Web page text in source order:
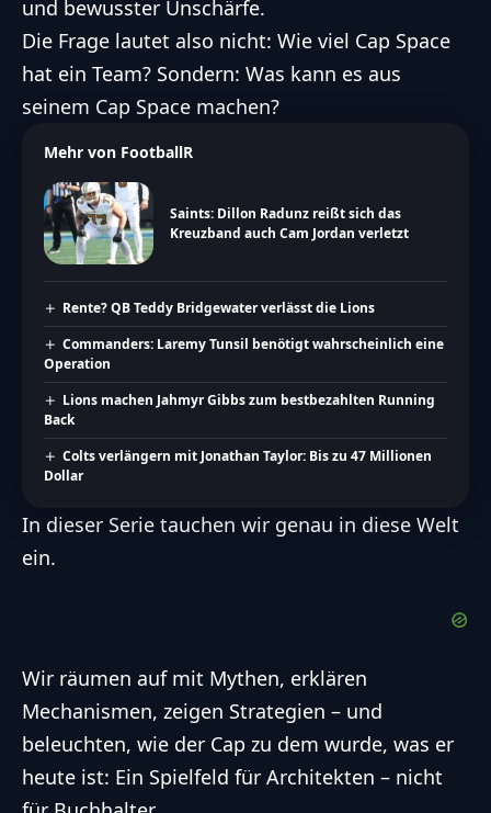
und bewusster Unschärfe.
Die Frage lautet also nicht: Wie viel Cap Space
hat ein Team? Sondern: Was kann es aus
seinem Cap Space machen?
Mehr von FootballR
Saints: Dillon Radunz reißt sich das
Kreuzband auch Cam Jordan verletzt
Rente? QB Teddy Bridgewater verlässt die Lions
Commanders: Laremy Tunsil benötigt wahrscheinlich eine
Operation
Lions machen Jahmyr Gibbs zum bestbezahlten Running
Back
Colts verlängern mit Jonathan Taylor: Bis zu 47 Millionen
Dollar
In dieser Serie tauchen wir genau in diese Welt
ein.
Wir räumen auf mit Mythen, erklären
Mechanismen, zeigen Strategien – und
beleuchten, wie der Cap zu dem wurde, was er
heute ist: Ein Spielfeld für Architekten – nicht